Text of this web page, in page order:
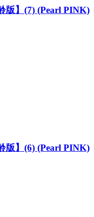
版】(7) (Pearl PINK)
版】(6) (Pearl PINK)